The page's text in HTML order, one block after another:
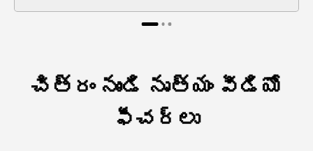
చిత్రం నుండి నృత్యం వీడియో
ఫీచర్లు